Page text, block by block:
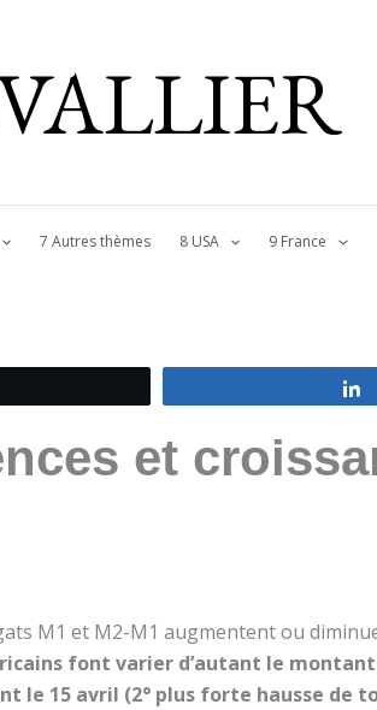
7 Autres thèmes 8 USA 9 France
et
M1 et M2-M1 augmentent ou
font varier d’autant le
le 15 avril (2° plus forte hausse de